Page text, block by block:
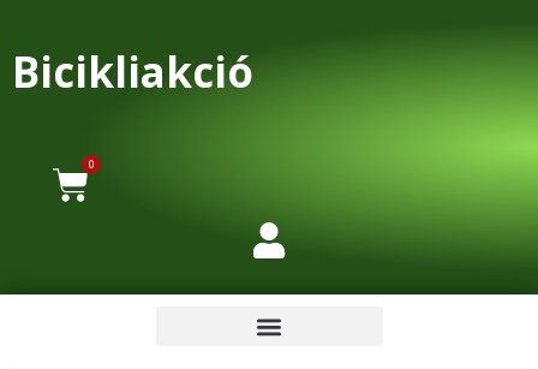
Bicikliakció
0